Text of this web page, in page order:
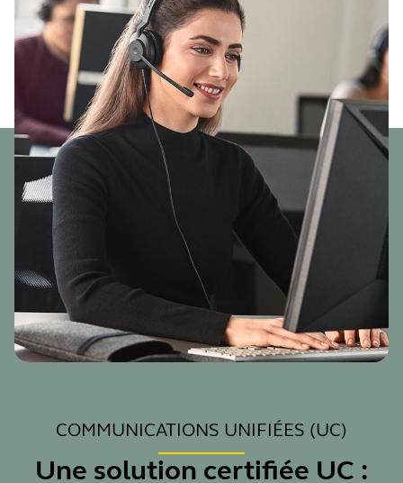
COMMUNICATIONS UNIFIÉES (UC)
Une solution certifiée UC :